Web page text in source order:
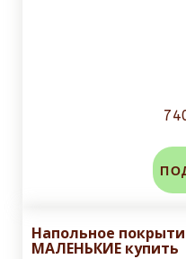
Напольное
МАЛЕНЬКИЕ купить